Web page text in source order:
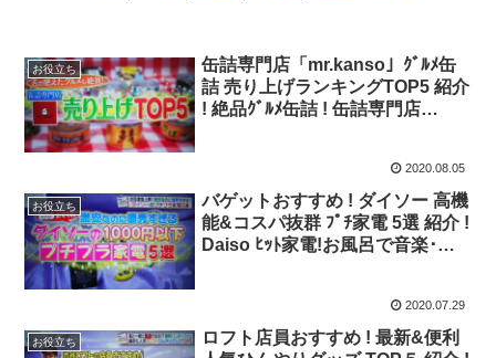
お役立ち
缶詰専門店「mr.kanso」ｸﾞﾙﾒ缶
詰 売り上げランキングTOP5 紹介
! 絶品ｸﾞﾙﾒ缶詰 ! 缶詰専門店
2020.08.05
お役立ち
バゲットおすすめ ! ダイソー 高機
能&コスパ抜群 ﾌﾟﾁ家電 5選 紹介 !
Daiso ﾋｯﾄ家電!お風呂で音楽･電
2020.07.29
お役立ち
ロフト店員おすすめ ! 最新&便利